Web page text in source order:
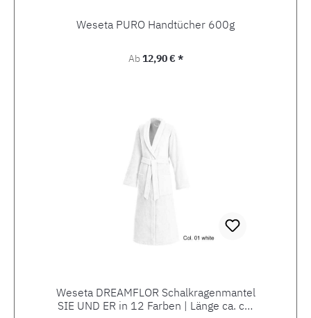
Weseta PURO Handtücher 600g
Regulärer Preis:
Ab12,90 € *
Weseta DREAMFLOR Schalkragenmantel
SIE UND ER in 12 Farben | Länge ca. cm